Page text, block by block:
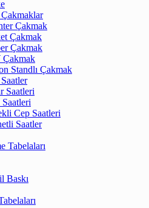
Çakmak
Çakmak
Çakmak
Standlı Çakmak
Saatleri
Saatleri
Cep Saatleri
Saatler
Tabelaları
Baskı